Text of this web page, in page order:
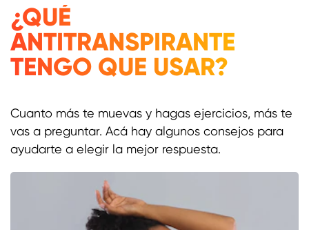
¿QUÉ
ANTITRANSPIRANTE
TENGO QUE USAR?
Cuanto más te muevas y hagas ejercicios, más te
vas a preguntar. Acá hay algunos consejos para
ayudarte a elegir la mejor respuesta.